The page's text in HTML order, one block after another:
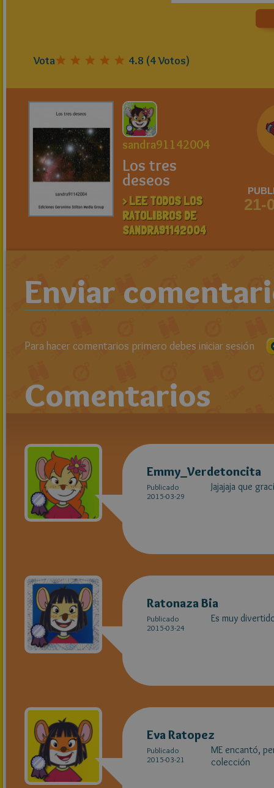
Vota 4.8 (4Votos)
sandra91142004
Los tres
deseos
> LEE TODOS LOS
RATOLIBROS DE
SANDRA91142004
21-
Enviar
Para hacer comentarios primero debes iniciar sesión
Comentarios
Emmy_Verdetoncita
Publicado
2015-03-29
Jajajaja que
Ratonaza Bia
Publicado
2015-03-24
Es muy
Eva Ratopez
Publicado
2015-03-21
ME encantó,
colección